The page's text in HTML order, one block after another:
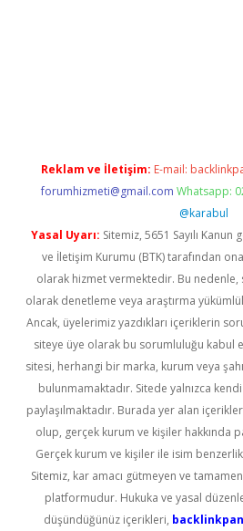
Reklam ve İletişim: E-mail:
forumhizmeti@gmail.com Whatsapp:
@karabul
Yasal Uyarı: Sitemiz, 5651 Sayılı
ve İletişim Kurumu (BTK) tarafından
olarak hizmet vermektedir. Bu
olarak denetleme veya araştırma
Ancak, üyelerimiz yazdıkları içeriklerin
siteye üye olarak bu sorumluluğu kabul
sitesi, herhangi bir marka, kurum veya
bulunmamaktadır. Sitede yalnızca kendi
paylaşılmaktadır. Burada yer alan
olup, gerçek kurum ve kişiler hakkında
Gerçek kurum ve kişiler ile isim
Sitemiz, kar amacı gütmeyen ve
platformudur. Hukuka ve yasal
düşündüğünüz içerikleri,